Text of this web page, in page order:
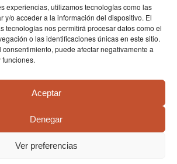
experiencias, utilizamos tecnologías como las
y/o acceder a la información del dispositivo. El
tecnologías nos permitirá procesar datos como el
o las identificaciones únicas en este sitio.
consentimiento, puede afectar negativamente a
funciones.
Aceptar
Denegar
Ver preferencias
s/n, 44002 TERUEL,
978 61 76 30, email:
Política de privacidad